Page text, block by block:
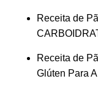
Receita de
Receita de
Glúten Para